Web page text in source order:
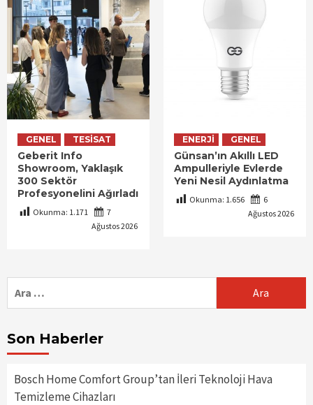
GENEL TESISAT
Geberit Info
Showroom, Yaklaşık
300 Sektör
Profesyonelini Ağırladı
Okunma: 1.171
7
Ağustos 2026
ENERJI GENEL
Günsan’ın Akıllı LED
Ampulleriyle Evlerde
Yeni Nesil Aydınlatma
Okunma: 1.656
6
Ağustos 2026
Son Haberler
Bosch Home Comfort Group’tan İleri Teknoloji Hava
Temizleme Cihazları